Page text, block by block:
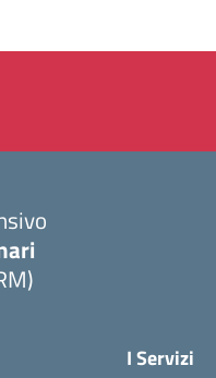
I Servizi